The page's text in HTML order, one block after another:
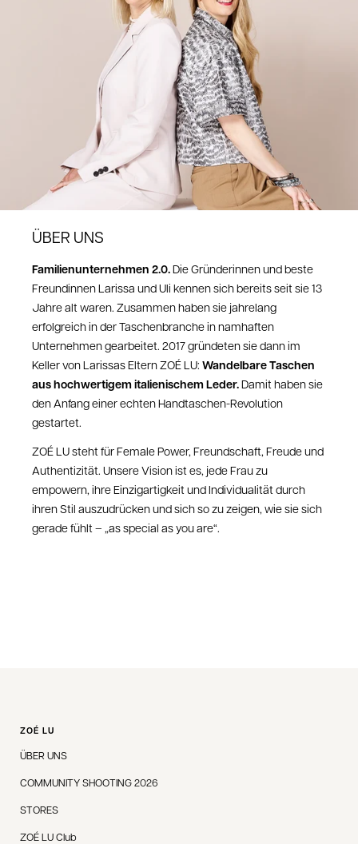
ÜBER UNS
Familienunternehmen 2.0.Die Gründerinnen und beste
Freundinnen Larissa und Uli kennen sich bereits seit sie 13
Jahre alt waren. Zusammen haben sie jahrelang
erfolgreich in der Taschenbranche in namhaften
Unternehmen gearbeitet. 2017 gründeten sie dann im
Keller von Larissas Eltern ZOÉ LU:Wandelbare Taschen
aus hochwertigem italienischem Leder.Damit haben sie
den Anfang einer echten Handtaschen-Revolution
gestartet.
ZOÉ LU steht für Female Power, Freundschaft, Freude und
Authentizität. Unsere Vision ist es, jede Frau zu
empowern, ihre Einzigartigkeit und Individualität durch
ihren Stil auszudrücken und sich so zu zeigen, wie sie sich
gerade fühlt – „as special as you are“.
ZOÉ LU
ÜBER UNS
COMMUNITY SHOOTING 2026
STORES
ZOÉ LU Club